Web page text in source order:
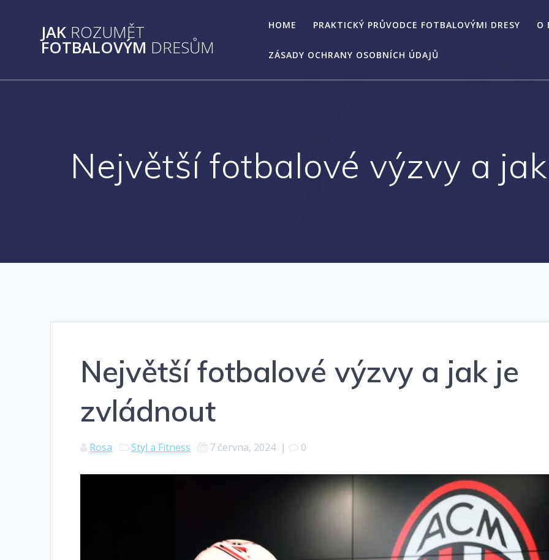
JAK ROZUMĚT
FOTBALOVÝM DRESŮM
HOME PRAKTICKÝ PRŮVODCE FOTBALOVÝMI DRESY O
ZÁSADY OCHRANY OSOBNÍCH ÚDAJŮ
Největší fotbalové výzvy a
Největší fotbalové výzvy a jak je
zvládnout
Rosa Styl a Fitness 7 června, 2024| 0